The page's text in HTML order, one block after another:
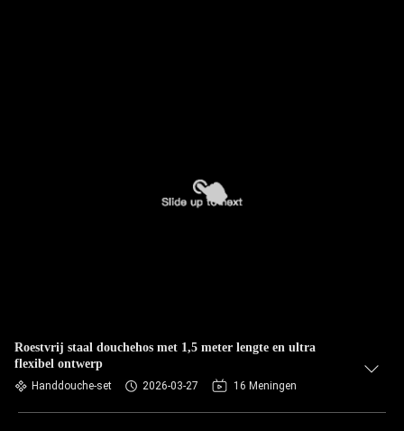
Roestvrij staal douchehos met 1,5 meter lengte en ultra
flexibel ontwerp
Handdouche-set 2026-03-27 16 Meningen